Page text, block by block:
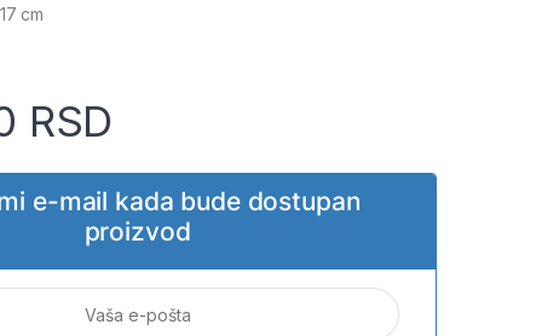
cm
RSD
e-mail kada bude dostupan
proizvod